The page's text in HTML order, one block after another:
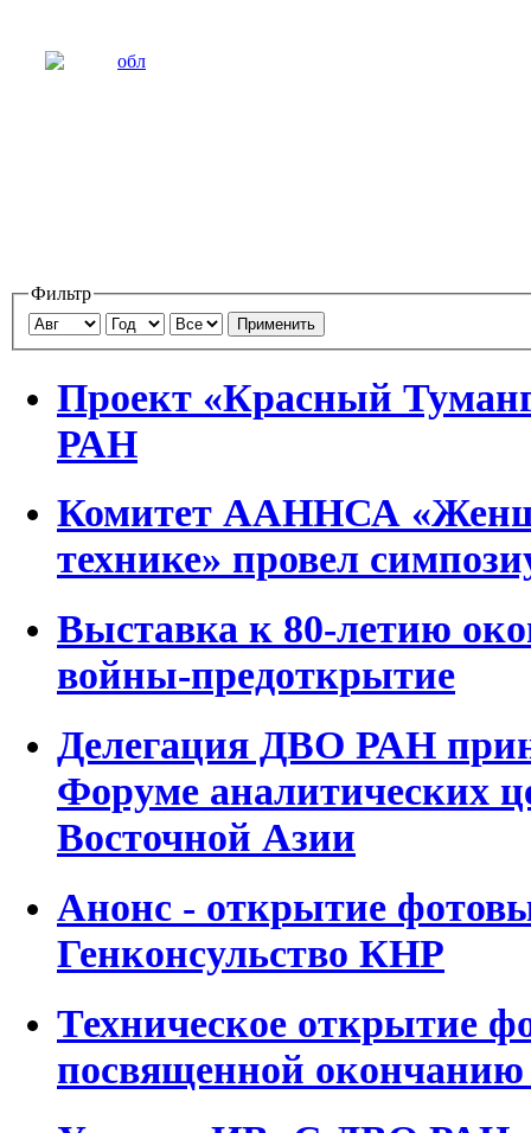
Фильтр
Применить
Проект «Красный
РАН
Комитет ААННСА
технике» провел
Выставка к 80-летию
войны-предоткрытие
Делегация ДВО РАН
Форуме аналитических
Восточной Азии
Анонс - открытие
Генконсульство КНР
Техническое открытие
посвященной